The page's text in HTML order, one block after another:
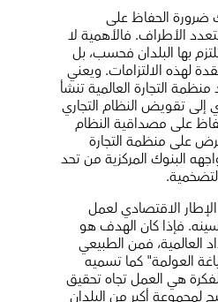
ضرورة الحفاظ على
الأطراف. فالأهمية لا
بها البلدان فحسب، بل
لهذه الالتزامات. ويعني
التجارة العالمية تنشأ
إلى تقويض النظام التجاري
على مصداقية النظام
على منظمة التجارة
البنوك المركزية من تحد
الاقتصادي لعمل
فإذا كان الهدف هو
العالمية، فمن الطبيعي
العولمة" كما تسميه
هي العمل تجاه تحقيق
لمجموعة أكبر من البلدان